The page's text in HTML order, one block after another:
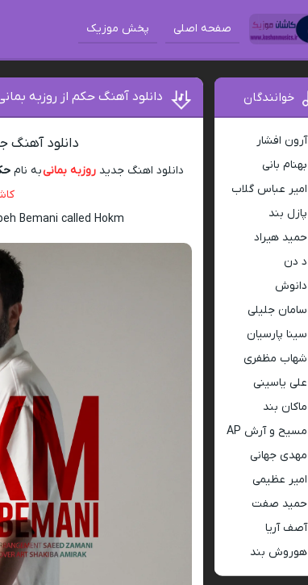
صفحه اصلی پخش موزیک
دانلود آهنگ حکم از روزبه
دانلود آهنگ
دانلود اهنگ جدید روزبه بمانیبه نام
Bemani called Hokm
خوانندگان
آرون افشار
بهنام بانی
امیر عباس گلاب
پازل بند
حمید هیراد
د دن
دانوش
سامان جلیلی
سینا پارسیان
شهاب مظفری
علی یاسینی
ماکان بند
مسیح و آرش AP
مهدی جهانی
امیر عظیمی
حمید صفت
آصف آریا
هوروش بند